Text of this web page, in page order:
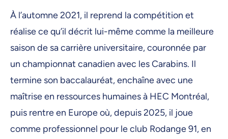
À l’automne 2021, il reprend la compétition et
réalise ce qu’il décrit lui-même comme la meilleure
saison de sa carrière universitaire, couronnée par
un championnat canadien avec les Carabins. Il
termine son baccalauréat, enchaîne avec une
maîtrise en ressources humaines à HEC Montréal,
puis rentre en Europe où, depuis 2025, il joue
comme professionnel pour le club Rodange 91, en